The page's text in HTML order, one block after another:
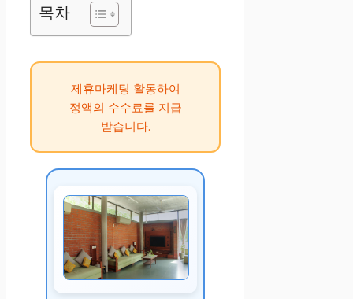
목차
제휴마케팅 활동하여
정액의 수수료를 지급
받습니다.